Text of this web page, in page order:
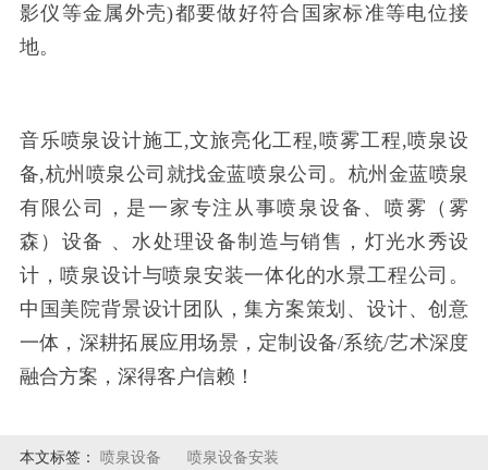
影仪等金属外壳)都要做好符合国家标准等电位接
地。
音乐喷泉设计施工 ,文旅亮化工程,喷雾工程,喷泉设
备,杭州喷泉公司就找金蓝喷泉公司。杭州金蓝喷泉
有限公司，是一家专注从事喷泉设备、喷雾（雾
森）设备 、水处理设备制造与销售，灯光水秀设
计，喷泉设计与喷泉安装一体化的水景工程公司。
中国美院背景设计团队，集方案策划、设计、创意
一体，深耕拓展应用场景，定制设备/系统/艺术深度
融合方案，深得客户信赖！
本文标签： 喷泉设备 喷泉设备安装